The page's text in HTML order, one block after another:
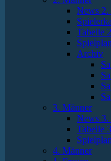
News 2.
Tabelle
Archiv
3. Männer
News 3.
Tabelle
4. Männer